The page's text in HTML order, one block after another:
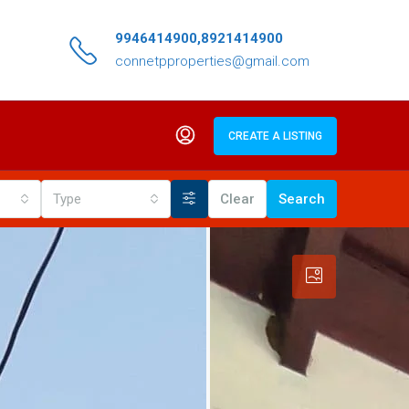
9946414900,8921414900
connetpproperties@gmail.com
CREATE A LISTING
Type Clear Search